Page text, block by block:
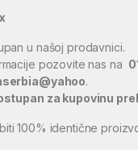
u našoj prodavnici.
pozovite nas na
.
za kupovinu
100% identične